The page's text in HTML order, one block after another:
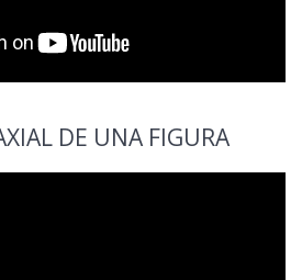
DE UNA FIGURA